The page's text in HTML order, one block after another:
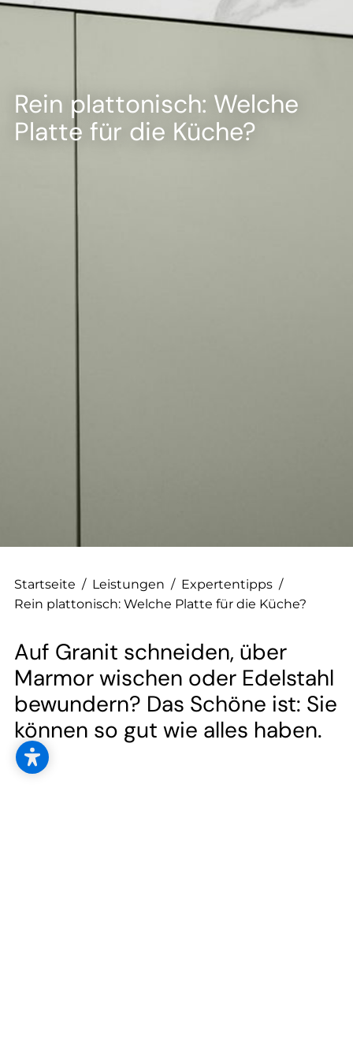
--
--
--
Rein plattonisch: Welche
Platte für die Küche?
Startseite / Leistungen / Expertentipps /
Rein plattonisch: Welche Platte für die Küche?
Auf Granit schneiden, über
Marmor wischen oder Edelstahl
bewundern? Das Schöne ist: Sie
können so gut wie alles haben.